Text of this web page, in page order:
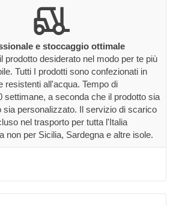
e stoccaggio ottimale
prodotto desiderato nel modo per te più
Tutti I prodotti sono confezionati in
resistenti all'acqua. Tempo di
settimane, a seconda che il prodotto sia
sia personalizzato. Il servizio di scarico
nel trasporto per tutta l'Italia
non per Sicilia, Sardegna e altre isole.